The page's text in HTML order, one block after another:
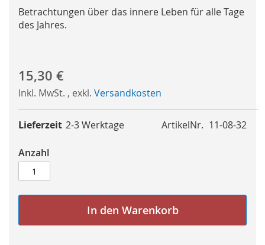
Betrachtungen über das innere Leben für alle Tage
des Jahres.
15,30 €
Inkl. MwSt. , exkl. Versandkosten
ArtikelNr. 11-08-32
Lieferzeit 2-3 Werktage
Anzahl
In den Warenkorb